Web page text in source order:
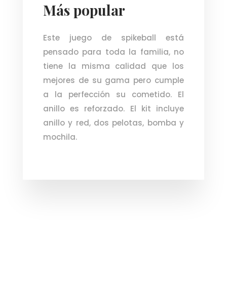
Más popular
Este juego de spikeball está
pensado para toda la familia, no
tiene la misma calidad que los
mejores de su gama pero cumple
a la perfección su cometido. El
anillo es reforzado. El kit incluye
anillo y red, dos pelotas, bomba y
mochila.